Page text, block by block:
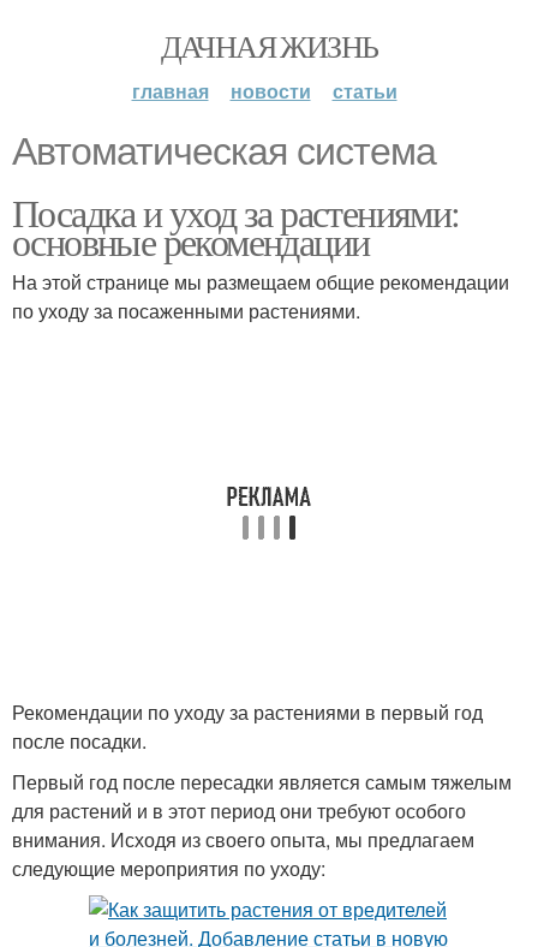
ДАЧНАЯ ЖИЗНЬ
главная новости статьи
Автоматическая система
Посадка и уход за растениями:
основные рекомендации
На этой странице мы размещаем общие рекомендации
по уходу за посаженными растениями.
Рекомендации по уходу за растениями в первый год
после посадки.
Первый год после пересадки является самым тяжелым
для растений и в этот период они требуют особого
внимания. Исходя из своего опыта, мы предлагаем
следующие мероприятия по уходу: